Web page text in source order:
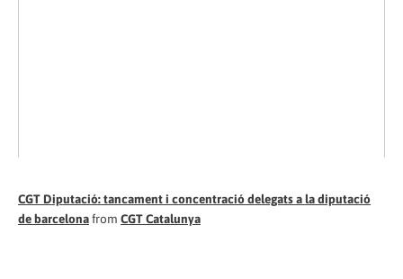
CGT Diputació: tancament i concentració delegats a la diputació
de barcelonafrom CGT Catalunya